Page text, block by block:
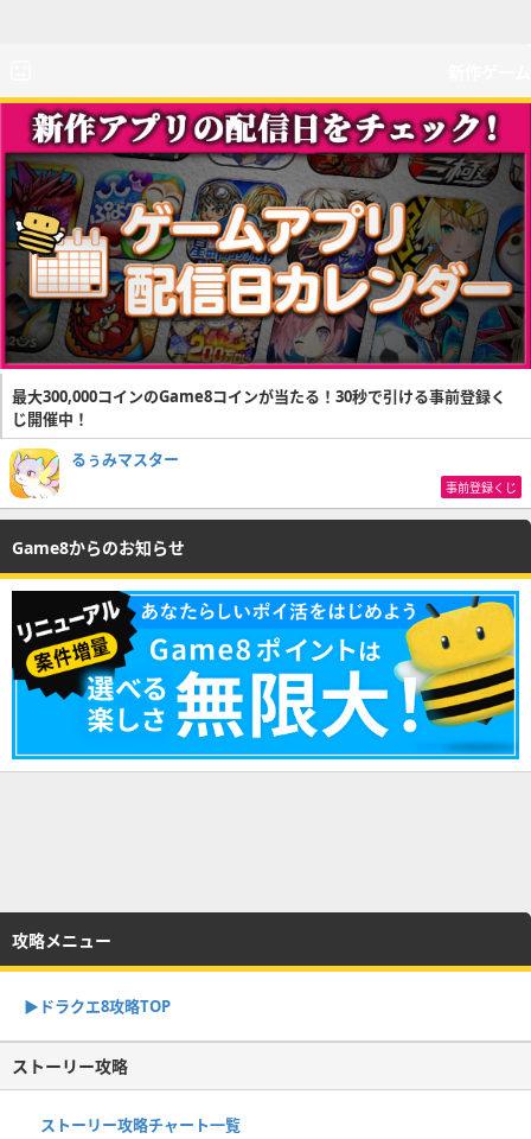
最大300,000コインのGame8コインが当たる！30秒で引ける事前登録く
じ開催中！
るぅみマスター
事前登録くじ
Game8からのお知らせ
攻略メニュー
▶︎ドラクエ8攻略TOP
ストーリー攻略
ストーリー攻略チャート一覧